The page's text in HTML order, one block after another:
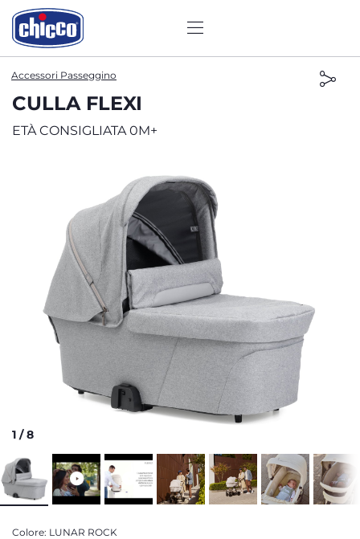
Accessori Passeggino
CULLA FLEXI
ETÀ CONSIGLIATA 0M+
1 /8
Colore: LUNAR ROCK